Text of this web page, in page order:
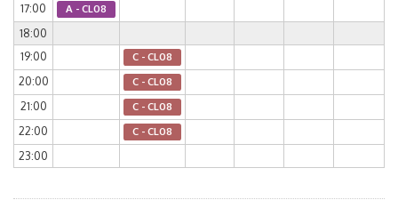
17:00 A - CL08
18:00
19:00
C - CL08
20:00 C - CL08
21:00 C - CL08
22:00 C - CL08
23:00